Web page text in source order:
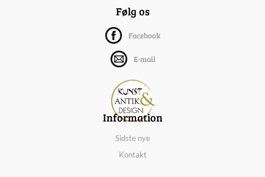
Følg os
Facebook
E-mail
Information
Sidste nye
Kontakt